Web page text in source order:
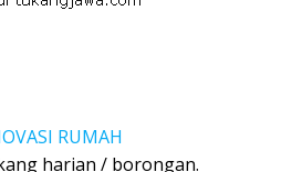
RUMAH
harian / borongan.